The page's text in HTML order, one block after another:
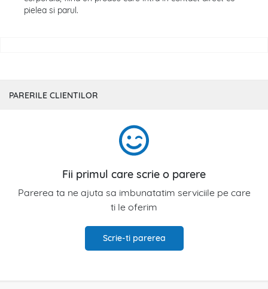
pielea si parul.
PARERILE CLIENTILOR
Fii primul care scrie o parere
Parerea ta ne ajuta sa imbunatatim serviciile pe care
ti le oferim
Scrie-ti parerea